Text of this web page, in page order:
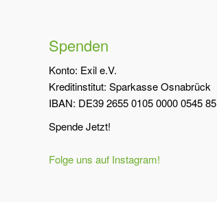
Spenden
Konto: Exil e.V.
Kreditinstitut: Sparkasse Osnabrück
IBAN: DE39 2655 0105 0000 0545 85
Spende Jetzt!
Folge uns auf Instagram!